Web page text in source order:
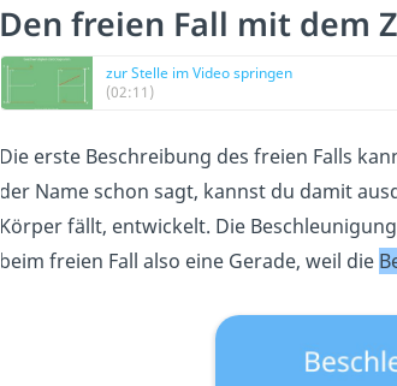
Den freien Fall mit dem
zur Stelle im Video springen
(02:11)
Die erste Beschreibung des freien Falls
der Name schon sagt, kannst du damit
Körper fällt, entwickelt. Die
beim freien Fall also eine Gerade, weil die